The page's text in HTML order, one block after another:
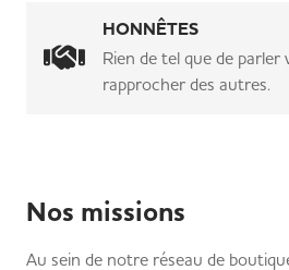
HONNÊTES
Rien de tel que de parler
rapprocher des autres.
Nos missions
Au sein de notre réseau de